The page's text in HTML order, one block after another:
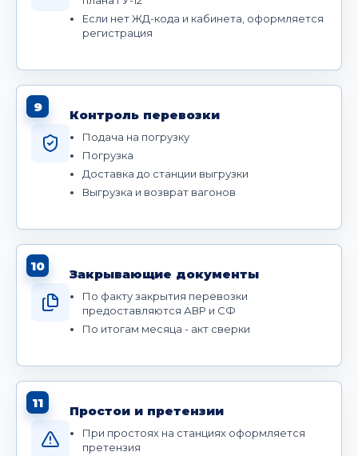
Если нет ЖД-кода и кабинета, оформляется
регистрация
9
Контроль перевозки
Подача на погрузку
Погрузка
Доставка до станции выгрузки
Выгрузка и возврат вагонов
10
Закрывающие документы
По факту закрытия перевозки
предоставляются АВР и СФ
По итогам месяца - акт сверки
11
Простои и претензии
При простоях на станциях оформляется
претензия